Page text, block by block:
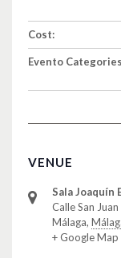
Cost:
Evento
VENUE
Sala Joaquín
Calle San
Málaga,
+ Google Map